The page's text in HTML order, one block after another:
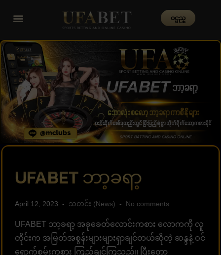
၀င္မည္
UFABET ဘာ့ခရာ့
April 12, 2023 သတင်း (News) No comments
UFABET ဘာ့ခရာ့ အခုခေတ်လောင်းကစား လောကကို လူ
တိုင်းက အမြတ်အစွန်းများများရှာချင်တယ်ဆိုတဲ့ ဆန္ဒနဲ့ ဝင်
ရောက်စမ်းကစား ကြည့်ချင်ကြသည်။ ပြီးတော့